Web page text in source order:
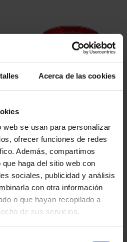
Acerca de las cookies
se usan para personalizar
ofrecer funciones de redes
Además, compartimos
haga del sitio web con
sociales, publicidad y análisis
con otra información
o que hayan recopilado a
de sus servicios.
SUSCRIPCIÓN
CAPITALES DE
PROVINCIA 2
949,00 €
Sólo para usuarios
registrados